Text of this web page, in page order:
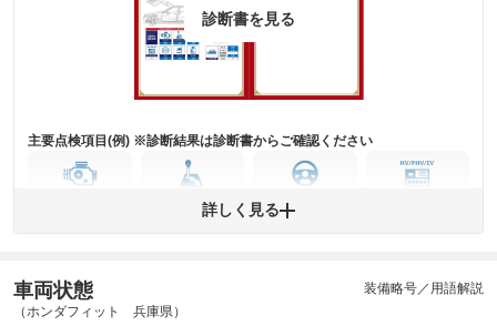
※グー鑑定は保証サービスではございません。購入時は必ず現車をご確認
※実際にお渡しするコンディションチェックシートにつきましては、形式
※グー鑑定の評価はあくまでも記載している鑑定日の鑑定結果となりま
診断書を見る
主要点検項目(例) ※診断結果は診断書からご確認ください
ミッション
ステアリング
ABS その他
詳しく見る
車両状態
（ホンダフィット 兵庫県）
装備略号／用語解説